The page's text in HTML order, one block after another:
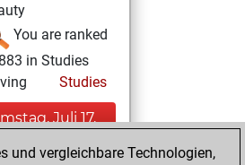
You are ranked
in Studies
Studies
Juli 17,
und vergleichbare Technologien,